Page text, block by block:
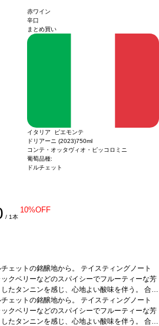
があり価格が同様の場合は自動的に次のヴィン
ださい。
赤ワイン
辛口
まとめ買い
イタリア ピエモンテ
ドリアーニ (2023)750ml
コンテ・オッタヴィオ・ピッコロミニ
葡萄品種:
ドルチェット
/ 1本
10%OFF
ェットの銘醸地から。 テイスティングノート
クベリーなどのスパイシーでフルーティーな芳
たタンニンを感じ、心地よい酸味を伴う。 合う
ど、軽いピエモンテ料理などと好相性葡萄品種
庫切れの場合、在庫があり価格が同様の場合は
れます、ご了承ください。
ェットの銘醸地から。 テイスティングノート
クベリーなどのスパイシーでフルーティーな芳
たタンニンを感じ、心地よい酸味を伴う。 合う